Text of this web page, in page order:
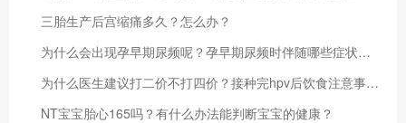
三胎生产后宫缩痛多久？怎么办？
为什么会出现孕早期尿频呢？孕早期尿频时伴随哪些症状要就医？
为什么医生建议打二价不打四价？接种完hpv后饮食注意事项有哪些？
NT宝宝胎心165吗？有什么办法能判断宝宝的健康？